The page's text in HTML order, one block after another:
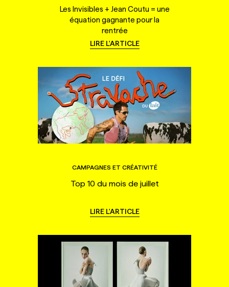
Les Invisibles + Jean Coutu = une
équation gagnante pour la
rentrée
LIRE L'ARTICLE
CAMPAGNES ET CRÉATIVITÉ
Top 10 du mois de juillet
LIRE L'ARTICLE